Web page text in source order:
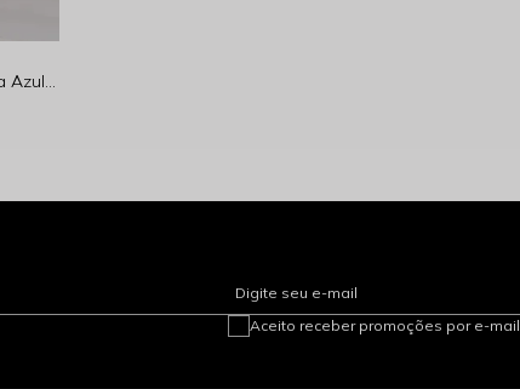
Digite seu e-mail
Aceito receber promoções por e-mail